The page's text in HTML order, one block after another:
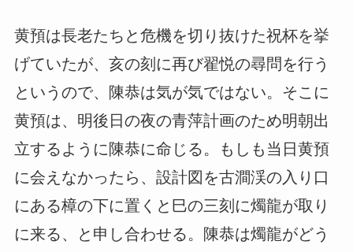
黄預は長老たちと危機を切り抜けた祝杯を挙
げていたが、亥の刻に再び翟悦の尋問を行う
というので、陳恭は気が気ではない。そこに
黄預は、明後日の夜の青萍計画のため明朝出
立するように陳恭に命じる。もしも当日黄預
に会えなかったら、設計図を古澗渓の入り口
にある樟の下に置くと巳の三刻に燭龍が取り
に来る、と申し合わせる。陳恭は燭龍がどう